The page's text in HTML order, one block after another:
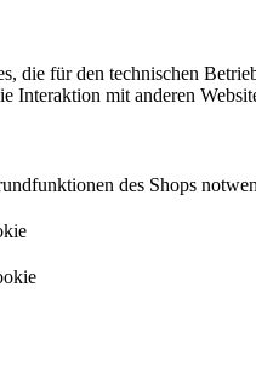
die für den technischen
Interaktion mit anderen
des Shops